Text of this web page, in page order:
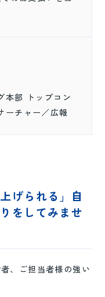
本部 トップコン
ーチャー／広報
げられる」自
をしてみませ
、ご担当者様の強い